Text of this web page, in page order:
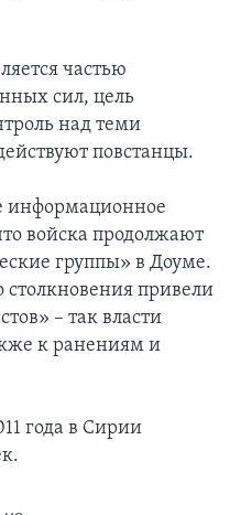
частью
сил, цель
над теми
повстанцы.
информационное
войска продолжают
группы» в Доуме.
столкновения привели
– так власти
к ранениям и
года в Сирии